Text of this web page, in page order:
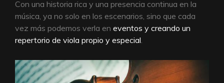
Con una historia rica y una presencia continua en la
música, ya no solo en los escenarios, sino que cada
vez más podemos verla en eventos y creando un
repertorio de viola propio y especial.